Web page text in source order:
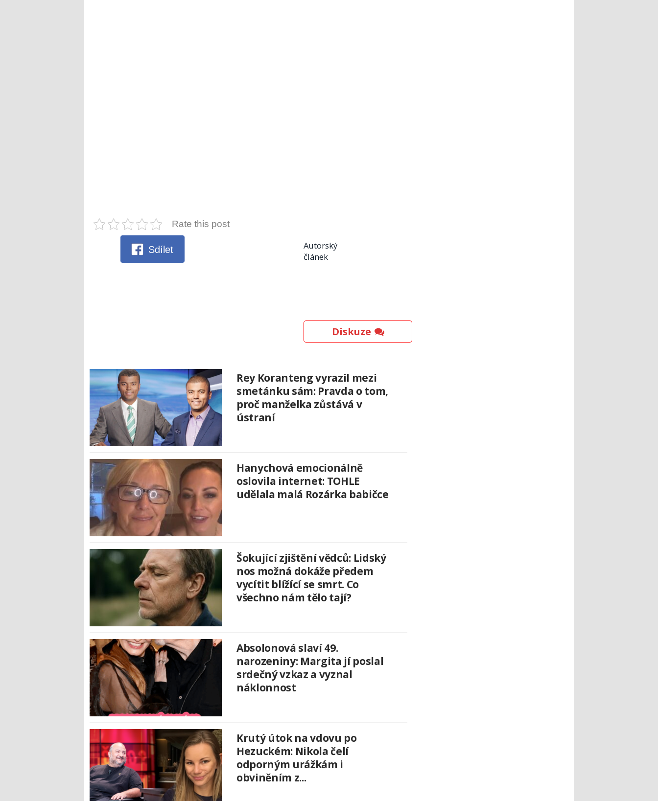
Rate this post
Sdílet
Autorský
článek
Diskuze
Rey Koranteng vyrazil mezi
smetánku sám: Pravda o tom,
proč manželka zůstává v
ústraní
Hanychová emocionálně
oslovila internet: TOHLE
udělala malá Rozárka babičce
Šokující zjištění vědců: Lidský
nos možná dokáže předem
vycítit blížící se smrt. Co
všechno nám tělo tají?
Absolonová slaví 49.
narozeniny: Margita jí poslal
srdečný vzkaz a vyznal
náklonnost
Krutý útok na vdovu po
Hezuckém: Nikola čelí
odporným urážkám i
obviněním z...